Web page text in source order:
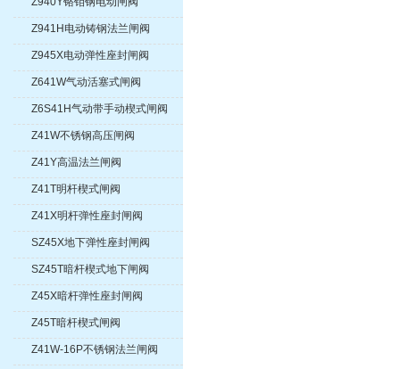
Z941H电动铸钢法兰闸阀
Z945X电动弹性座封闸阀
Z641W气动活塞式闸阀
Z6S41H气动带手动楔式闸阀
Z41W不锈钢高压闸阀
Z41Y高温法兰闸阀
Z41T明杆楔式闸阀
Z41X明杆弹性座封闸阀
SZ45X地下弹性座封闸阀
SZ45T暗杆楔式地下闸阀
Z45X暗杆弹性座封闸阀
Z45T暗杆楔式闸阀
Z41W-16P不锈钢法兰闸阀